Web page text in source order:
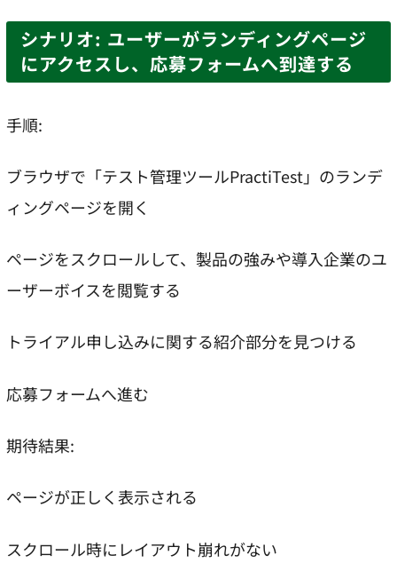
シナリオ: ユーザーがランディングページ
にアクセスし、応募フォームへ到達する
手順:
ブラウザで「テスト管理ツールPractiTest」のランデ
ィングページを開く
ページをスクロールして、製品の強みや導入企業のユ
ーザーボイスを閲覧する
トライアル申し込みに関する紹介部分を見つける
応募フォームへ進む
期待結果:
ページが正しく表示される
スクロール時にレイアウト崩れがない